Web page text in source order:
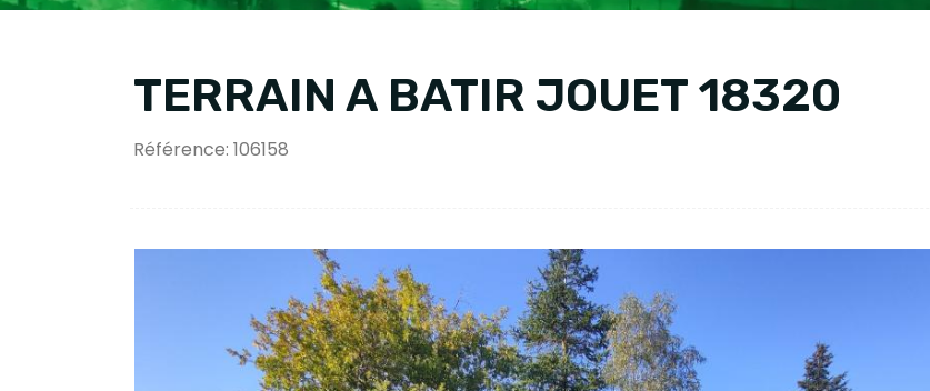
TERRAIN A BATIR JOUET 18320
Référence: 106158